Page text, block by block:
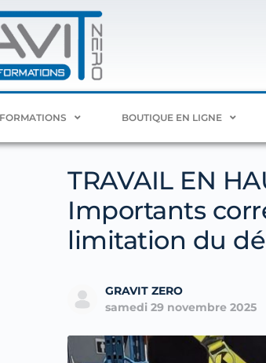
BOUTIQUE EN LIGNE
TRAVAIL EN
Importants
limitation du
GRAVIT ZERO
samedi 29 novembre 2025